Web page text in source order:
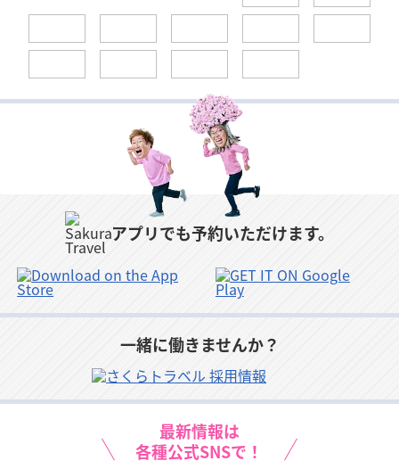
稚内空港
丘珠空港
福島空港
中部国際空港
小牧空港
石見空港
岡山空港
岩国空港
高松空港
松山空港
壱岐空港
対馬空港
与論空港
沖永良部空港
奄美空港
屋久島空港
北大東空港
南大東空港
新石垣空港
与那国空港
アプリでも予約いただけます。
一緒に働きませんか？
最新情報は
各種公式SNSで！